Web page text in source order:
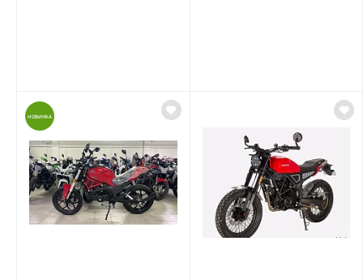
НОВИНКА